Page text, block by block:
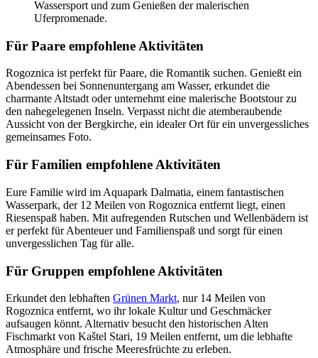
Wassersport und zum Genießen der malerischen
Uferpromenade.
Für Paare empfohlene Aktivitäten
Rogoznica ist perfekt für Paare, die Romantik suchen. Genießt ein
Abendessen bei Sonnenuntergang am Wasser, erkundet die
charmante Altstadt oder unternehmt eine malerische Bootstour zu
den nahegelegenen Inseln. Verpasst nicht die atemberaubende
Aussicht von der Bergkirche, ein idealer Ort für ein unvergessliches
gemeinsames Foto.
Für Familien empfohlene Aktivitäten
Eure Familie wird im Aquapark Dalmatia, einem fantastischen
Wasserpark, der 12 Meilen von Rogoznica entfernt liegt, einen
Riesenspaß haben. Mit aufregenden Rutschen und Wellenbädern ist
er perfekt für Abenteuer und Familienspaß und sorgt für einen
unvergesslichen Tag für alle.
Für Gruppen empfohlene Aktivitäten
Erkundet den lebhaften Grünen Markt, nur 14 Meilen von
Rogoznica entfernt, wo ihr lokale Kultur und Geschmäcker
aufsaugen könnt. Alternativ besucht den historischen Alten
Fischmarkt von Kaštel Stari, 19 Meilen entfernt, um die lebhafte
Atmosphäre und frische Meeresfrüchte zu erleben.